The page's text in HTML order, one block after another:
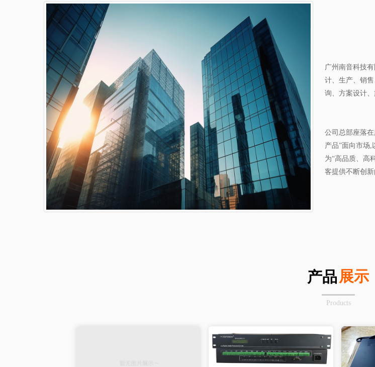
广州南音科技
计、生产、销
询、方案设计
公司总部座落
产品”面向市场
为“高品质、高
客提供不断创新
产品
Products
展示